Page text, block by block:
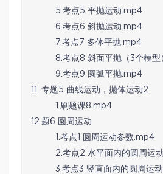
5.考点5 平抛运动.mp4
6.考点6 斜抛运动.mp4
7.考点7 多体平抛.mp4
8.考点8 斜面平抛（3个模
9.考点9 圆弧平抛.mp4
11. 专题5 曲线运动，抛体运动2
1.刷题课8.mp4
12.题6 圆周运动
1.考点1 圆周运动参数.mp4
2.考点2 水平面内的圆周运
3.考点3 竖直面内的圆周运